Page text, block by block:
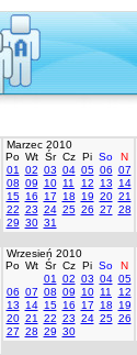
Marzec 2010
Po Wt Śr Cz Pi So
N
01
02 03 04 05 06 07
08 09 10 11 12 13
14
15 16 17 18 19 20 21
22 23 24 25 26 27 28
29 30 31
Wrzesień 2010
Po Wt Śr Cz Pi So
N
01
02 03 04 05
06 07 08 09 10 11
12
13
14 15 16 17 18
19
20 21 22 23 24 25 26
27 28 29 30